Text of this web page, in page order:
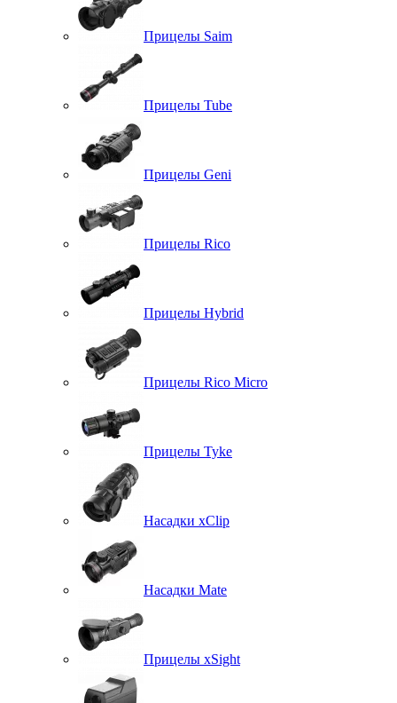
Прицелы Saim
Прицелы Tube
Прицелы Geni
Прицелы Rico
Прицелы Hybrid
Прицелы Rico Micro
Прицелы Tyke
Насадки xClip
Насадки Mate
Прицелы xSight